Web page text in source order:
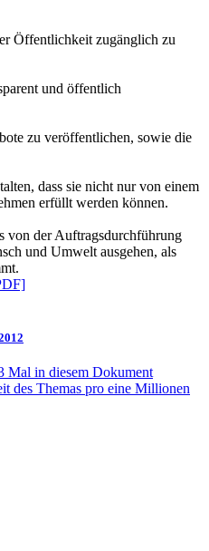
Öffentlichkeit zugänglich zu
und öffentlich
zu veröffentlichen, sowie die
dass sie nicht nur von einem
erfüllt werden können.
von der Auftragsdurchführung
und Umwelt ausgehen, als
Mal in diesem Dokument
des Themas pro eine Millionen